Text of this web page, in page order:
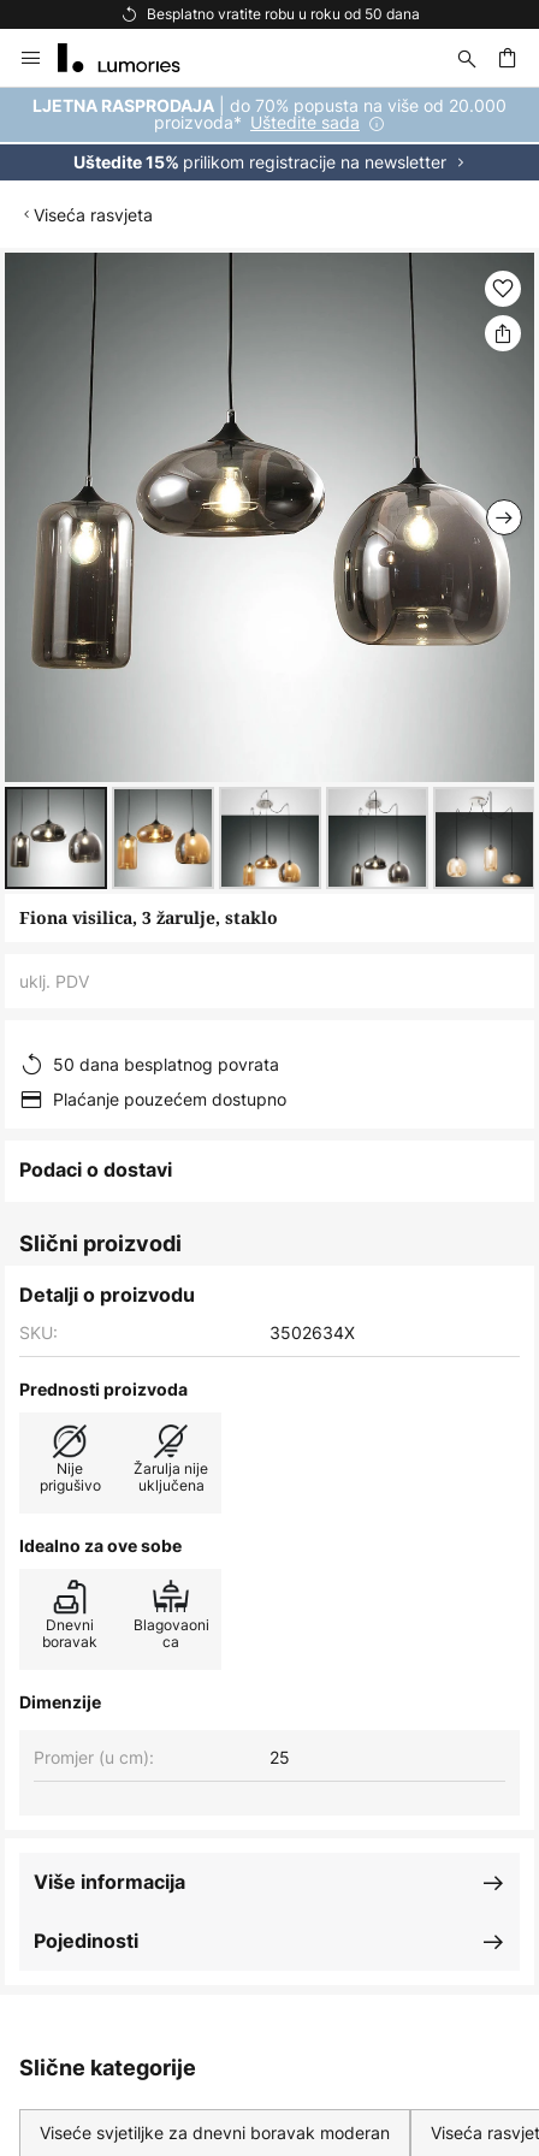
Besplatno vratite robu u roku od 50 dana
to
Content
LJETNA RASPRODAJA | do 70% popusta na više od 20.000
proizvoda* Uštedite sada
Uštedite 15% prilikom registracije na newsletter
Viseća rasvjeta
Skip
beginning
the
images
Fiona visilica, 3 žarulje, staklo
uklj. PDV
50 dana besplatnog povrata
Plaćanje pouzećem dostupno
Podaci o dostavi
Slični proizvodi
Detalji o proizvodu
SKU: 3502634X
Prednosti proizvoda
Nije
prigušivo
Žarulja nije
uključena
Idealno za ove sobe
Dnevni
boravak
Blagovaoni
ca
Dimenzije
Promjer (u cm): 25
Pojedinosti
Više informacija
Slične kategorije
Viseće svjetiljke za dnevni boravak moderan Viseća